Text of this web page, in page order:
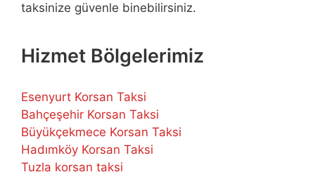
taksinize güvenle binebilirsiniz.
Hizmet Bölgelerimiz
Esenyurt Korsan Taksi
Bahçeşehir Korsan Taksi
Büyükçekmece Korsan Taksi
Hadımköy Korsan Taksi
Tuzla korsan taksi